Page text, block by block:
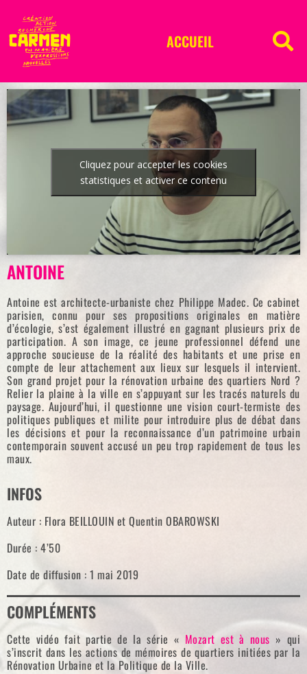
ACCUEIL
Cliquez pour accepter les cookies
statistiques et activer ce contenu
ANTOINE
Antoine est architecte-urbaniste chez Philippe Madec. Ce cabinet
parisien, connu pour ses propositions originales en matière
d’écologie, s’est également illustré en gagnant plusieurs prix de
participation. A son image, ce jeune professionnel défend une
approche soucieuse de la réalité des habitants et une prise en
compte de leur attachement aux lieux sur lesquels il intervient.
Son grand projet pour la rénovation urbaine des quartiers Nord ?
Relier la plaine à la ville en s’appuyant sur les tracés naturels du
paysage. Aujourd’hui, il questionne une vision court-termiste des
politiques publiques et milite pour introduire plus de débat dans
les décisions et pour la reconnaissance d’un patrimoine urbain
contemporain souvent accusé un peu trop rapidement de tous les
maux.
INFOS
Auteur : Flora BEILLOUIN et Quentin OBAROWSKI
Durée : 4’50
Date de diffusion : 1 mai 2019
COMPLÉMENTS
Cette vidéo fait partie de la série « Mozart est à nous » qui
s’inscrit dans les actions de mémoires de quartiers initiées par la
Rénovation Urbaine et la Politique de la Ville.